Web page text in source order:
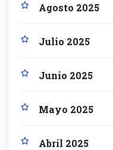
Agosto 2025
Julio 2025
Junio 2025
Mayo 2025
Abril 2025